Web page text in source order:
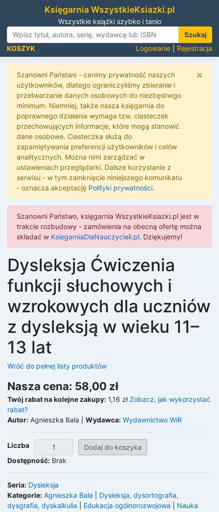
Księgarnia WszystkieKsiazki.pl
Wszystkie książki szybko i tanio
Szukaj
KOSZYK
Logowanie Rejestracja
Szanowni Państwo - cenimy prywatność naszych
użytkowników, dlatego ograniczyliśmy zbieranie i
przetwarzanie danych osobowych do niezbędnego
minimum. Niemniej, także nasza księgarnia do
poprawnego działania wymaga tzw. ciasteczek
przechowujących informacje, które mogą stanowić
dane osobowe. Ciasteczka służą do
zapamiętywania preferencji użytkowników i celów
analitycznych. Można nimi zarządzać w
ustawieniach przeglądarki. Dalsze korzystanie z
serwisu - w tym zamknięcie niniejszego komunikatu
- oznacza akceptację Polityki prywatności.
×
Szanowni Państwo, księgarnia WszystkieKsiazki.pl jest w
trakcie rozbudowy - zamówienia na obecną ofertę można
składać w KsiegarniaDlaNauczycieli.pl. Dziękujemy!
Dysleksja Ćwiczenia
funkcji słuchowych i
wzrokowych dla uczniów
z dysleksją w wieku 11–
13 lat
Wróć do pełnej listy produktów
Nasza cena: 58,00 zł
Twój rabat na kolejne zakupy: 1,16 zł Zobacz, jak wykorzystać
rabat?
Autor: Agnieszka Bala Wydawca: Wydawnictwo WiR
Liczba
Dostępność: Brak
Seria: Dysleksja
Kategorie: Agnieszka Bala
Dysleksja, dysortografia,
dysgrafia, dyskalkulia
Edukacja ogólnorozwojowa
Nauka